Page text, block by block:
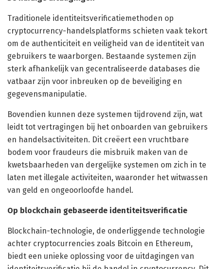
Traditionele identiteitsverificatiemethoden op
cryptocurrency-handelsplatforms schieten vaak tekort
om de authenticiteit en veiligheid van de identiteit van
gebruikers te waarborgen. Bestaande systemen zijn
sterk afhankelijk van gecentraliseerde databases die
vatbaar zijn voor inbreuken op de beveiliging en
gegevensmanipulatie.
Bovendien kunnen deze systemen tijdrovend zijn, wat
leidt tot vertragingen bij het onboarden van gebruikers
en handelsactiviteiten. Dit creëert een vruchtbare
bodem voor fraudeurs die misbruik maken van de
kwetsbaarheden van dergelijke systemen om zich in te
laten met illegale activiteiten, waaronder het witwassen
van geld en ongeoorloofde handel.
Op blockchain gebaseerde identiteitsverificatie
Blockchain-technologie, de onderliggende technologie
achter cryptocurrencies zoals Bitcoin en Ethereum,
biedt een unieke oplossing voor de uitdagingen van